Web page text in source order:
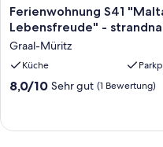
Ferienwohnung
S41
Zehn
-
Lebensfreude"
-
Ferienwohnung S41
Lebensfreude" -
Graal-Müritz
Küche
8.0
Sehr
8,0/10 Sehr gut (1 Bewertung)